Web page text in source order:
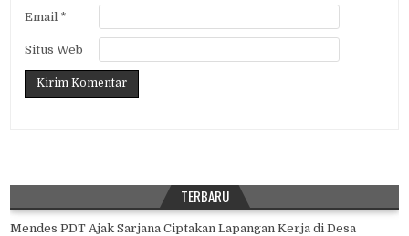
Email *
Situs Web
TERBARU
Mendes PDT Ajak Sarjana Ciptakan Lapangan Kerja di Desa